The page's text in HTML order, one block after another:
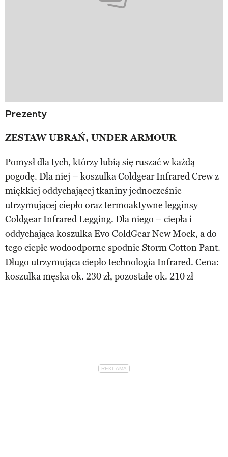
Prezenty
ZESTAW UBRAŃ, UNDER ARMOUR
Pomysł dla tych, którzy lubią się ruszać w każdą
pogodę. Dla niej – koszulka Coldgear Infrared Crew z
miękkiej oddychającej tkaniny jednocześnie
utrzymującej ciepło oraz termoaktywne legginsy
Coldgear Infrared Legging. Dla niego – ciepła i
oddychająca koszulka Evo ColdGear New Mock, a do
tego ciepłe wodoodporne spodnie Storm Cotton Pant.
Długo utrzymująca ciepło technologia Infrared. Cena:
koszulka męska ok. 230 zł, pozostałe ok. 210 zł